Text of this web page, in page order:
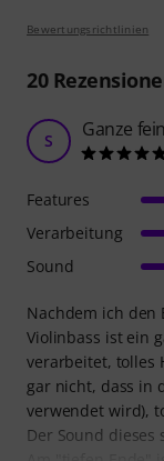
Bewertungsrichtlinien
20
S Ganze
Nachdem ich den
Violinbass ist ein
verarbeitet, tolles
gar nicht, dass in
verwendet wird),
Der Sound
Features
Verarbeitung
Sound